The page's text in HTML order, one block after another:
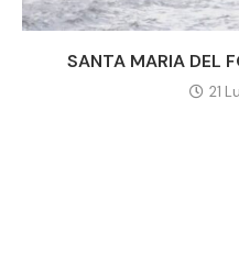
SANTA MARIA DEL
21